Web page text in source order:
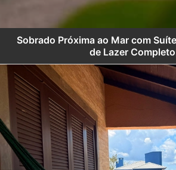
Sobrado Próxima ao Mar com
de Lazer